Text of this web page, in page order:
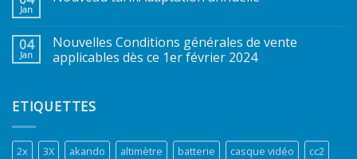
Jan
04
Jan
Nouvelles Conditions générales de vente
applicables dès ce 1er février 2024
ETIQUETTES
2x 3X akando altimètre batterie casque vidéo
cc2